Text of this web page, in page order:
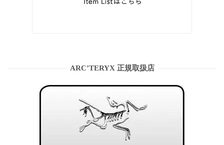
ARC’TERYX 正規取扱店